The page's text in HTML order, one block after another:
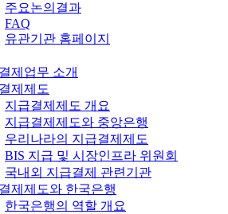
주요논의결과
FAQ
유관기관 홈페이지
제업무 소개
제제도
지급결제제도 개요
지급결제제도와 중앙은행
우리나라의 지급결제제도
BIS 지급 및 시장인프라 위원회
국내외 지급결제 관련기관
제제도와 한국은행
한국은행의 역할 개요